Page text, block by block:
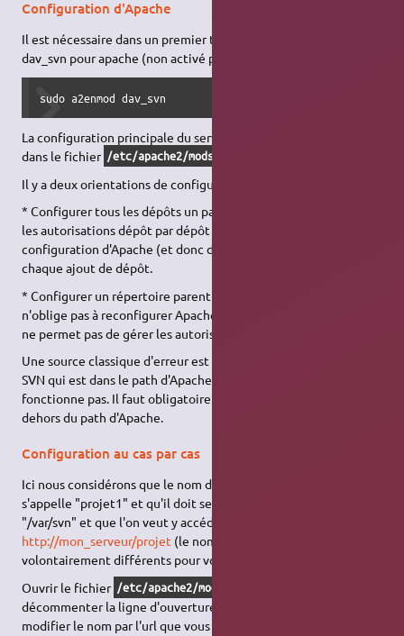
Configuration d'Apache
Il est nécessaire dans un premier temps d'activer le module
dav_svn pour apache (non activé par défaut):
sudo a2enmod dav_svn
La configuration principale du serveur SVN se situe maintenant
dans le fichier /etc/apache2/mods-enabled/dav_svn.conf
Il y a deux orientations de configuration:
* Configurer tous les dépôts un par un, ce qui permet de gérer
les autorisations dépôt par dépôt mais qui oblige à modifier la
configuration d'Apache (et donc de le relancer ensuite) à
chaque ajout de dépôt.
* Configurer un répertoire parent de tous les dépôts, ce qui
n'oblige pas à reconfigurer Apache pour chaque ajout mais qui
ne permet pas de gérer les autorisations finement.
Une source classique d'erreur est d'utiliser un répertoire pour
SVN qui est dans le path d'Apache, dans ce cas SVN ne
fonctionne pas. Il faut obligatoirement utiliser un répertoire en
dehors du path d'Apache.
Configuration au cas par cas
Ici nous considérons que le nom du dépôt que l'on veut créer
s'appelle "projet1" et qu'il doit se situer dans le répertoire
"/var/svn" et que l'on veut y accéder
http://mon_serveur/projet (le nom et l'url sont ici
volontairement différents pour voir la différence).
Ouvrir le fichier /etc/apache2/mods-enabled/dav_svn.conf
décommenter la ligne d'ouverture de l'environnement, et
modifier le nom par l'url que vous voulez utiliser: